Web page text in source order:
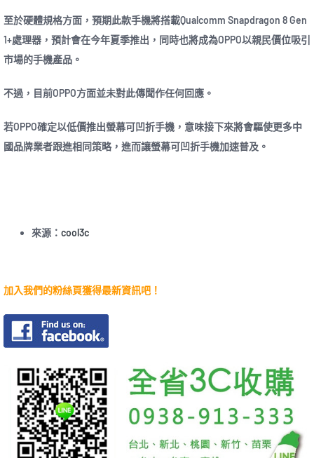
至於硬體規格方面，預期此款手機將搭載Qualcomm Snapdragon 8 Gen
1+處理器，預計會在今年夏季推出，同時也將成為OPPO以親民價位吸引
市場的手機產品。
不過，目前OPPO方面並未對此傳聞作任何回應。
若OPPO確定以低價推出螢幕可凹折手機，意味接下來將會驅使更多中
國品牌業者跟進相同策略，進而讓螢幕可凹折手機加速普及。
來源： cool3c
加入我們的粉絲頁獲得最新資訊吧！